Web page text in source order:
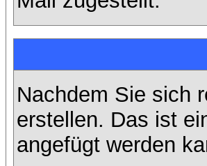
Nachdem Sie sich
erstellen. Das ist
angefügt werden